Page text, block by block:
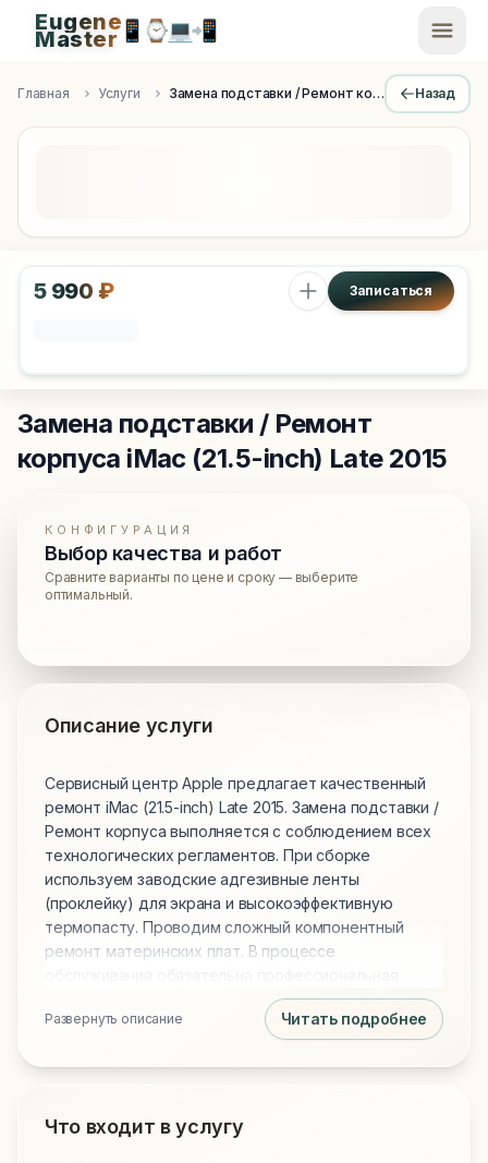
Apple Diagnostics & Engineering Authority in Saint
Eugene
Master📱 ⌚💻📲
Главная Услуги Замена подставки / Ремонт корпуса Назад
5 990 ₽ Записаться
Замена подставки / Ремонт
корпуса iMac (21.5-inch) Late 2015
КОНФИГУРАЦИЯ
Выбор качества и работ
Сравните варианты по цене и сроку — выберите
оптимальный.
Описание услуги
Сервисный центр Apple предлагает качественный
ремонт iMac (21.5-inch) Late 2015. Замена подставки /
Ремонт корпуса выполняется с соблюдением всех
технологических регламентов. При сборке
используем заводские адгезивные ленты
(проклейку) для экрана и высокоэффективную
термопасту. Проводим сложный компонентный
ремонт материнских плат. В процессе
чистка от пыли и замена термопасты на Arctic MX-4
или MX-6 для идеального охлаждения. Мы
предоставляем гарантию на все виды работ.
Развернуть описание Читать подробнее
Что входит в услугу